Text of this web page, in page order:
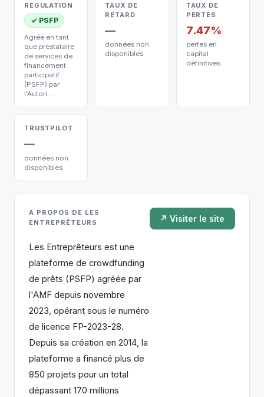
RÉGULATION
✓ PSFP
Agréé en tant
que prestataire
de services de
financement
participatif
(PSFP) par
l'Autori…
TAUX DE
RETARD
—
données non
disponibles
TAUX DE
PERTES
7.47%
pertes en
capital
définitives
TRUSTPILOT
—
données non
disponibles
À PROPOS DE LES
ENTREPRÊTEURS
Les Entreprêteurs est une
plateforme de crowdfunding
de prêts (PSFP) agréée par
l'AMF depuis novembre
2023, opérant sous le numéro
de licence FP-2023-28.
Depuis sa création en 2014, la
plateforme a financé plus de
850 projets pour un total
dépassant 170 millions
↗ Visiter le site